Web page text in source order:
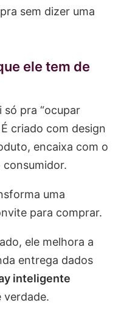
sem dizer uma
ele tem de
só pra “ocupar
criado com design
encaixa com o
uma
para comprar.
ele melhora a
entrega dados
inteligente
verdade.